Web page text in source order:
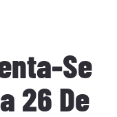
Se
26 De